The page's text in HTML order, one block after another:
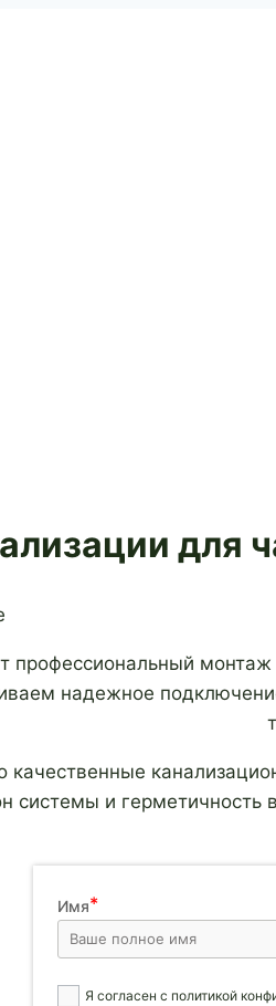
для
монтаж
надежное
качественные
системы и
Имя
Я согласен с политикой